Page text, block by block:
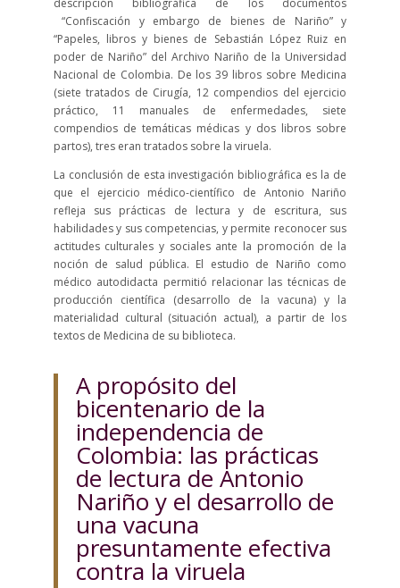
descripción bibliográfica de los documentos
“Confiscación y embargo de bienes de Nariño” y
“Papeles, libros y bienes de Sebastián López Ruiz en
poder de Nariño” del Archivo Nariño de la Universidad
Nacional de Colombia. De los 39 libros sobre Medicina
(siete tratados de Cirugía, 12 compendios del ejercicio
práctico, 11 manuales de enfermedades, siete
compendios de temáticas médicas y dos libros sobre
partos), tres eran tratados sobre la viruela.
La conclusión de esta investigación bibliográfica es la de
que el ejercicio médico-científico de Antonio Nariño
refleja sus prácticas de lectura y de escritura, sus
habilidades y sus competencias, y permite reconocer sus
actitudes culturales y sociales ante la promoción de la
noción de salud pública. El estudio de Nariño como
médico autodidacta permitió relacionar las técnicas de
producción científica (desarrollo de la vacuna) y la
materialidad cultural (situación actual), a partir de los
textos de Medicina de su biblioteca.
A propósito del
bicentenario de la
independencia de
Colombia: las prácticas
de lectura de Antonio
Nariño y el desarrollo de
una vacuna
presuntamente efectiva
contra la viruela